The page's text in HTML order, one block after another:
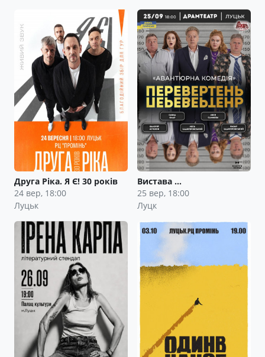
Друга Ріка. Я Є! 30 років
24 вер, 18:00
Луцьк
Вистава …
25 вер, 18:00
Луцк